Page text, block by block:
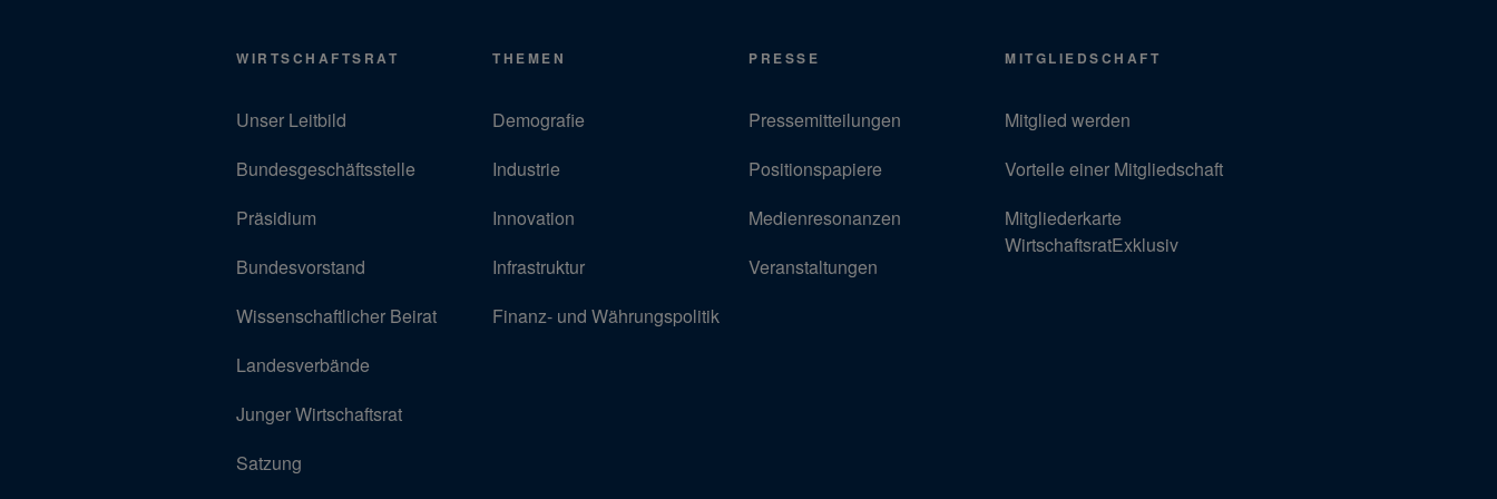
WIRTSCHAFTSRAT
Unser Leitbild
Bundesgeschäftsstelle
Präsidium
Bundesvorstand
Wissenschaftlicher Beirat
Landesverbände
Junger Wirtschaftsrat
Satzung
THEMEN
Demografie
Industrie
Innovation
Infrastruktur
Finanz- und Währungspolitik
PRESSE
Pressemitteilungen
Positionspapiere
Medienresonanzen
Veranstaltungen
MITGLIEDSCHAFT
Mitglied werden
Vorteile einer Mitgliedschaft
Mitgliederkarte
WirtschaftsratExklusiv